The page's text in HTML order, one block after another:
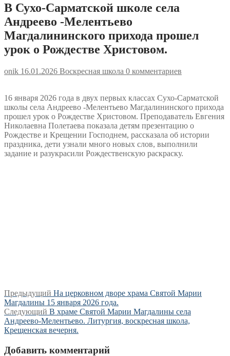
В Сухо-Сарматской школе села
Андреево -Мелентьево
Магдалининского прихода прошел
урок о Рождестве Христовом.
onik 16.01.2026 Воскресная школа 0 комментариев
16 января 2026 года в двух первых классах Сухо-Сарматской
школы села Андреево -Мелентьево Магдалининского прихода
прошел урок о Рождестве Христовом. Преподаватель Евгения
Николаевна Полетаева показала детям презентацию о
Рождестве и Крещении Господнем, рассказала об истории
праздника, дети узнали много новых слов, выполнили
задание и разукрасили Рождественскую раскраску.
Навигация
по
записям
Предыдущий Предыдущая
запись:
На церковном дворе храма Святой Марии
Магдалины 15 января 2026 года.
Следующий Следующая
запись:
В храме Святой Марии Магдалины села
Андреево-Мелентьево. Литургия, воскресная школа,
Крещенская вечерня.
Добавить комментарий